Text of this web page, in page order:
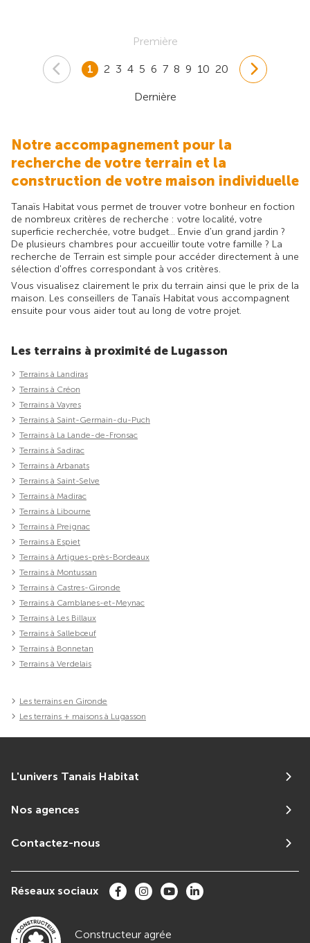
Première
1 2 3 4 5 6 7 8 9 10 20
Dernière
Notre accompagnement pour la
recherche de votre terrain et la
construction de votre maison individuelle
Tanaïs Habitat vous permet de trouver votre bonheur en foction
de nombreux critères de recherche : votre localité, votre
superficie recherchée, votre budget... Envie d'un grand jardin ?
De plusieurs chambres pour accueillir toute votre famille ? La
recherche de Terrain est simple pour accéder directement à une
sélection d'offres correspondant à vos critères.
Vous visualisez clairement le prix du terrain ainsi que le prix de la
maison. Les conseillers de Tanaïs Habitat vous accompagnent
ensuite pour vous aider tout au long de votre projet.
Les terrains à proximité de Lugasson
Terrains à Landiras
Terrains à Créon
Terrains à Vayres
Terrains à Saint-Germain-du-Puch
Terrains à La Lande-de-Fronsac
Terrains à Sadirac
Terrains à Arbanats
Terrains à Saint-Selve
Terrains à Madirac
Terrains à Libourne
Terrains à Preignac
Terrains à Espiet
Terrains à Artigues-près-Bordeaux
Terrains à Montussan
Terrains à Castres-Gironde
Terrains à Camblanes-et-Meynac
Terrains à Les Billaux
Terrains à Sallebœuf
Terrains à Bonnetan
Terrains à Verdelais
Les terrains en Gironde
Les terrains + maisons à Lugasson
L'univers Tanais Habitat
Nos agences
Contactez-nous
Réseaux sociaux
Constructeur agrée